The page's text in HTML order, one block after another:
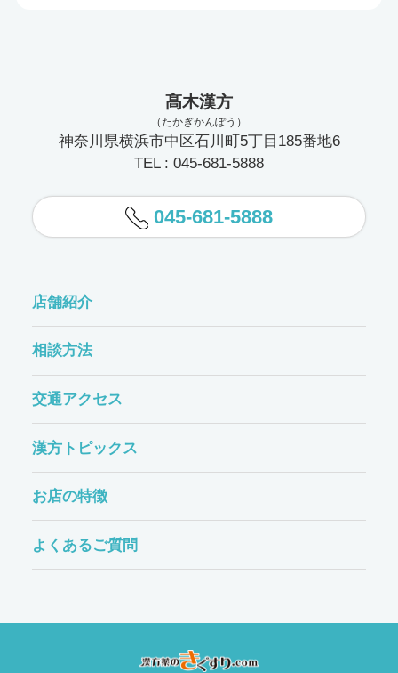
髙木漢方
（たかぎかんぽう）
神奈川県横浜市中区石川町5丁目185番地6
TEL : 045-681-5888
045-681-5888
店舗紹介
相談方法
交通アクセス
漢方トピックス
お店の特徴
よくあるご質問